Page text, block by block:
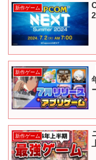
新作ゲーム
新作ゲーム
新作ゲーム